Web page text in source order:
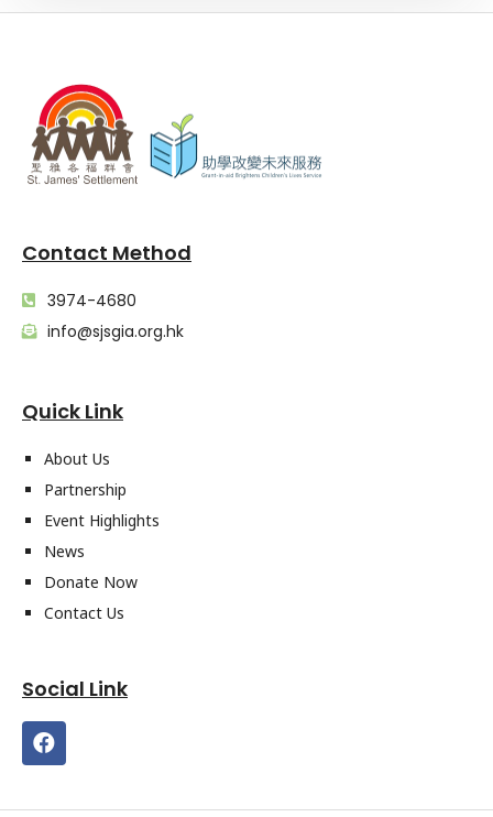
Contact Method
3974-4680
info@sjsgia.org.hk
Quick Link
About Us
Partnership
Event Highlights
News
Donate Now
Contact Us
Social Link